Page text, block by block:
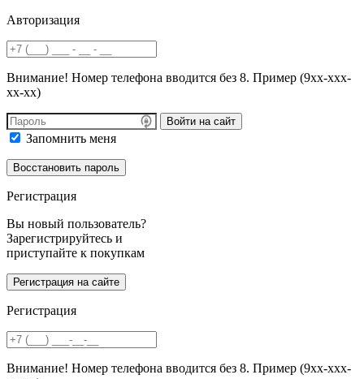
Авторизация
Внимание! Номер телефона вводится без 8. Пример (9хх-ххх-
хх-хх)
Войти на сайт
Запомнить меня
Регистрация
Вы новый пользователь?
Зарегистрируйтесь и
приступайте к покупкам
Регистрация
Внимание! Номер телефона вводится без 8. Пример (9хх-ххх-